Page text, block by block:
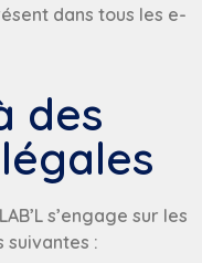
dans tous les e-
des
s’engage sur les
: